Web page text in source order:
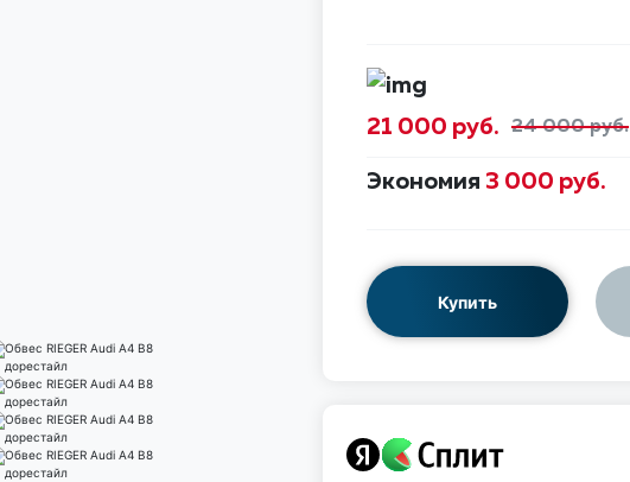
21 000 руб. 24 000 руб.
Экономия 3 000 руб.
Купить